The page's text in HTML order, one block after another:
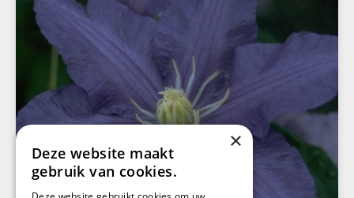
×
Deze website maakt
gebruik van cookies.